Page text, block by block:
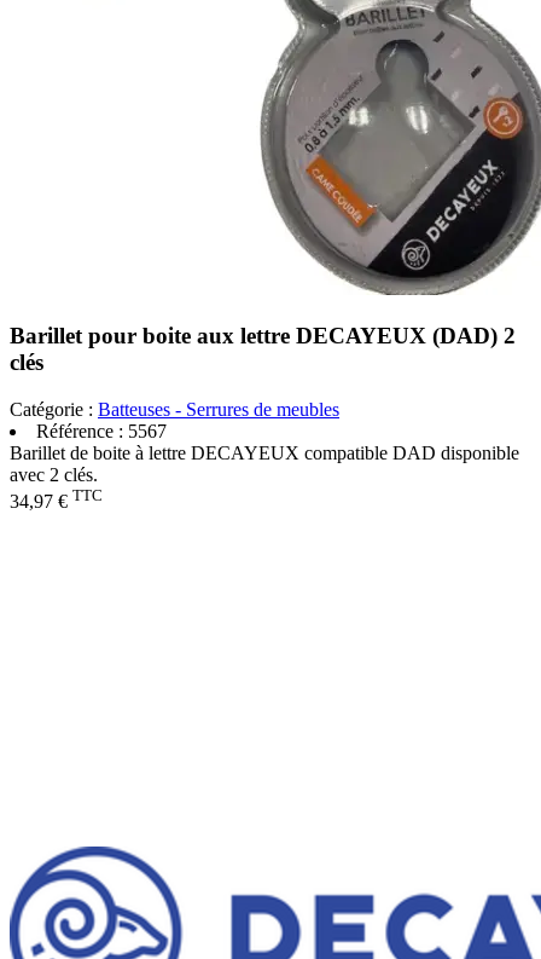
Barillet pour boite aux lettre DECAYEUX (DAD) 2
clés
Catégorie : Batteuses - Serrures de meubles
Référence : 5567
Barillet de boite à lettre DECAYEUX compatible DAD disponible
avec 2 clés.
34,97 € TTC